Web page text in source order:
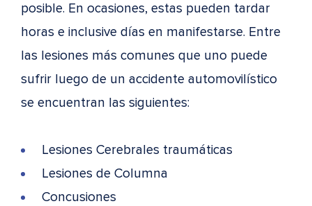
posible. En ocasiones, estas pueden tardar
horas e inclusive días en manifestarse. Entre
las lesiones más comunes que uno puede
sufrir luego de un accidente automovilístico
se encuentran las siguientes:
Lesiones Cerebrales traumáticas
Lesiones de Columna
Concusiones